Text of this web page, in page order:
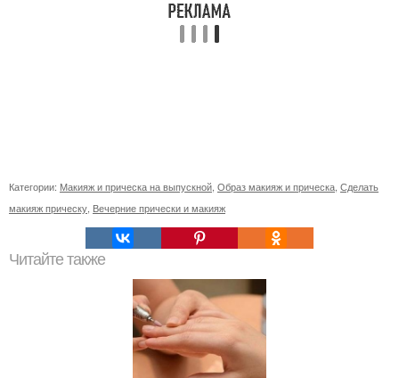
Категории: Макияж и прическа на выпускной Образ макияж и прическа Сделать
макияж прическу Вечерние прически и макияж
Читайте также